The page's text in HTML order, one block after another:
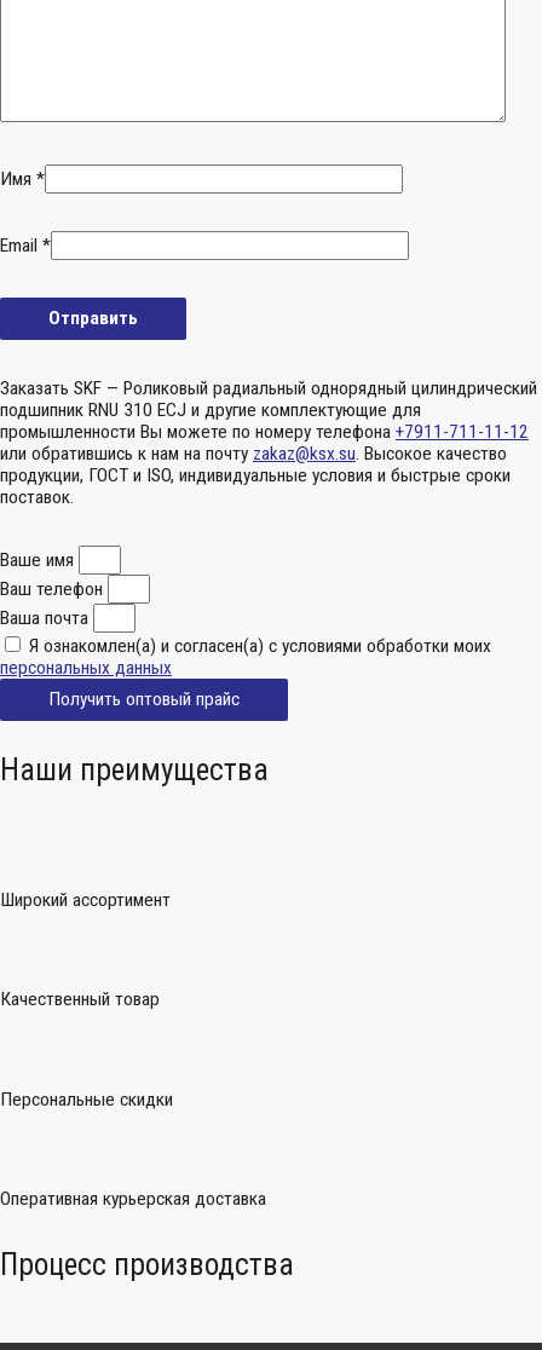
Имя *
Email *
Заказать SKF — Роликовый радиальный однорядный цилиндрический
подшипник RNU 310 ECJ и другие комплектующие для
промышленности Вы можете по номеру телефона +7911-711-11-12
или обратившись к нам на почту zakaz@ksx.su. Высокое качество
продукции, ГОСТ и ISO, индивидуальные условия и быстрые сроки
поставок.
Ваше имя
Ваш телефон
Ваша почта
Я ознакомлен(а) и согласен(а) с условиями обработки моих
персональных данных
Получить оптовый прайс
Наши преимущества
Широкий ассортимент
Качественный товар
Персональные скидки
Оперативная курьерская доставка
Процесс производства